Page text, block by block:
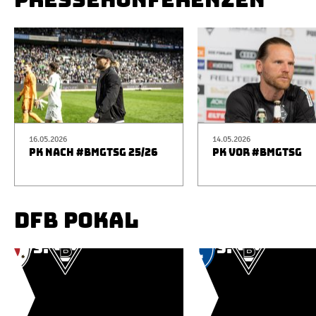
16.05.2026
PK NACH #BMGTSG 25/26
14.05.2026
PK VOR #BMGTSG
DFB POKAL